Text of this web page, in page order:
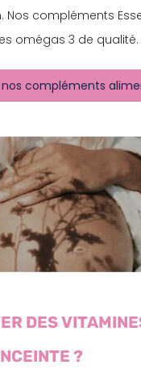
Nos compléments
omégas 3 de qualité.
compléments
DES
?